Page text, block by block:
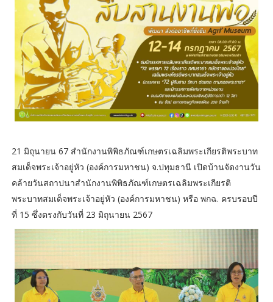
21 มิถุนายน 67 สำนักงานพิพิธภัณฑ์เกษตรเฉลิมพระเกียรติพระบาท
สมเด็จพระเจ้าอยู่หัว (องค์การมหาชน) จ.ปทุมธานี เปิดบ้านจัดงานวัน
คล้ายวันสถาปนาสำนักงานพิพิธภัณฑ์เกษตรเฉลิมพระเกียรติ
พระบาทสมเด็จพระเจ้าอยู่หัว (องค์การมหาชน) หรือ พกฉ. ครบรอบปี
ที่ 15 ซึ่งตรงกับวันที่ 23 มิถุนายน 2567